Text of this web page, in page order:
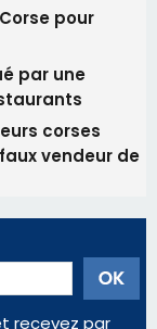
pour
par une
corses
vendeur de
recevez par